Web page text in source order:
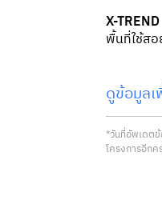
X-TREND
พื้นที่ใช้ส
ดูข้อมูลเ
*วันที่อัพเดต
โครงการอีกค